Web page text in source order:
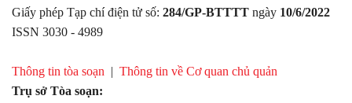
Giấy phép Tạp chí điện tử số: 284/GP-BTTTT ngày 10/6/2022
ISSN 3030 - 4989
Thông tin tòa soạn | Thông tin về Cơ quan chủ quản
Trụ sở Tòa soạn: